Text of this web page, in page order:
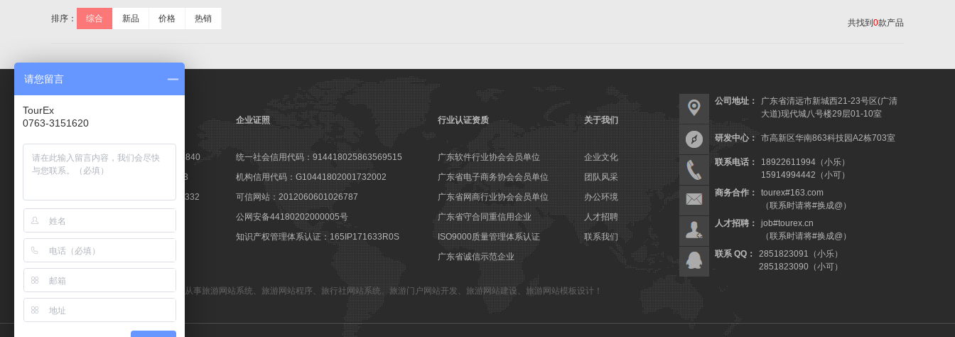
排序： 综合 新品 价格 热销 共找到 0款产品
高新技术企业证书：GR201644003840
软件企业认定证书：粤R-2014-0163
软件产品登记证书：粤DGY-2014-0332
著登字：第0425251号
商标注册证：第10596237号
备案号：粤ICP备09057647号
企业证照
统一社会信用代码：914418025863569515
机构信用代码：G10441802001732002
可信网站：2012060601026787
公网安备44180202000005号
知识产权管理体系认证：165IP171633R0S
行业认证资质
广东软件行业协会会员单位
广东省电子商务协会会员单位
广东省网商行业协会会员单位
广东省守合同重信用企业
ISO9000质量管理体系认证
广东省诚信示范企业
关于我们
企业文化
团队风采
办公环境
人才招聘
联系我们
TourEx旅游网站管理系统—— 专业从事旅游网站系统 旅游网站程序 旅行社网站系统、 旅游门户网站开发 旅游网站建设 旅游网站模板设计 ！
公司地址：
广东省清远市新城西21-23号区(广清
大道)现代城八号楼29层01-10室
研发中心： 市高新区华南863科技园A2栋703室
联系电话：
18922611994（小乐）
15914994442（小可）
商务合作：
tourex#163.com
（联系时请将#换成@）
人才招聘：
job#tourex.cn
（联系时请将#换成@）
联系 QQ：
2851823091（小乐）
2851823090（小可）
请您留言
TourEx
0763-3151620